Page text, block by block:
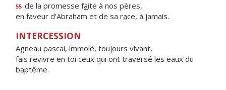
55 de la promesse faite à nos pères,
en faveur d'Abraham et de sa race, à jamais.
INTERCESSION
Agneau pascal, immolé, toujours vivant,
fais revivre en toi ceux qui ont traversé les eaux du
baptême.